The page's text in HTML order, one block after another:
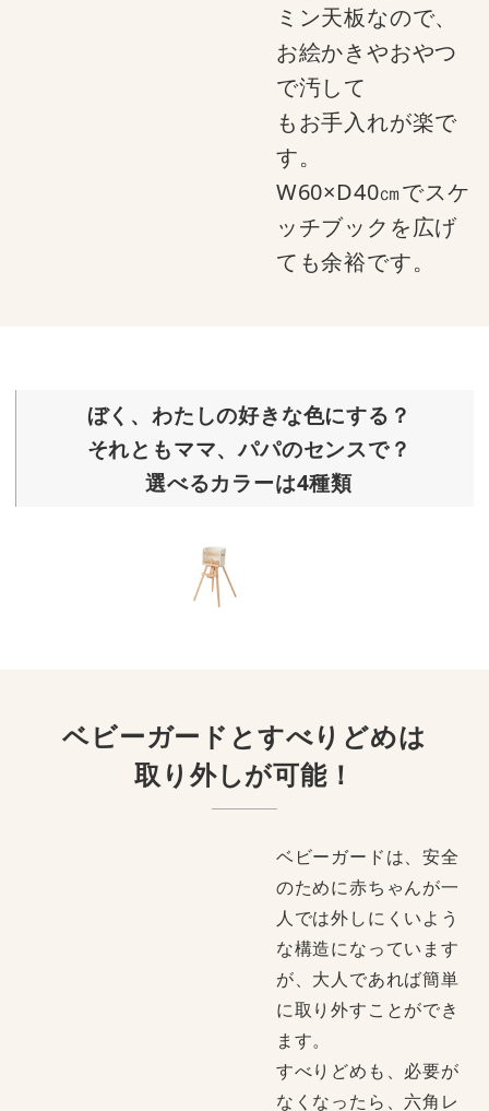
ミン天板なので、
お絵かきやおやつ
で汚して
もお手入れが楽で
す。
W60×D40㎝でスケ
ッチブックを広げ
ても余裕です。
ぼく、わたしの好きな色にする？
それともママ、パパのセンスで？
選べるカラーは4種類
ベビーガードとすべりどめは
取り外しが可能！
ベビーガードは、安全
のために赤ちゃんが一
人では外しにくいよう
な構造になっています
が、大人であれば簡単
に取り外すことができ
ます。
すべりどめも、必要が
なくなったら、六角レ